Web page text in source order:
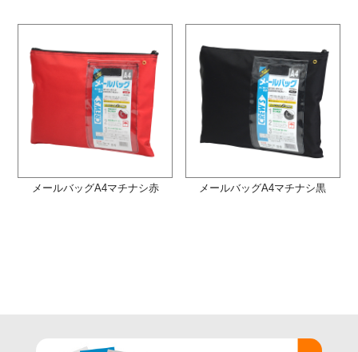
メールバッグA4マチナシ赤 メールバッグA4マチナシ黒